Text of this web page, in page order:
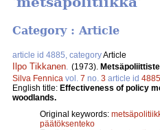
Category : Article
article id 4885, categoryArticle
Ilpo Tikkanen (1973).
Silva Fennica vol. 7 no. 3 article id 4885
English title: Effectiveness of policy
woodlands.
Original keywords:
päätöksenteko